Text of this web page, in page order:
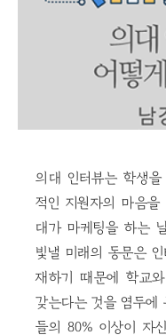
의대 인터뷰는 학생
적인 지원자의 마음
대가 마케팅을 하는
빛낼 미래의 동문은
재하기 때문에 학교
갖는다는 것을 염두에
들의 80% 이상이 자